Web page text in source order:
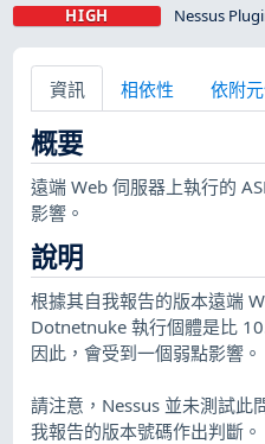
HIGH Nessus
資訊 相依性 依附
概要
遠端 Web 伺服器上執行的
影響。
說明
根據其自我報告的版本遠端
Dotnetnuke 執行個體是比
因此，會受到一個弱點影響。
請注意，Nessus 並未測試此
我報告的版本號碼作出判斷。